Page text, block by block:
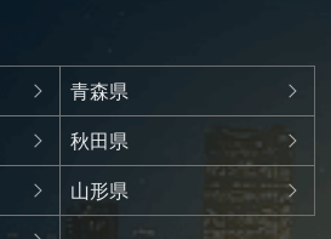
青森県
秋田県
山形県